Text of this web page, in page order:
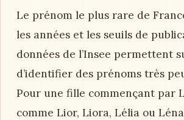
Le prénom le plus rare de
les années et les seuils de
données de l’Insee permettent
d’identifier des prénoms très
Pour une fille commençant par
comme Lior, Liora, Lélia ou